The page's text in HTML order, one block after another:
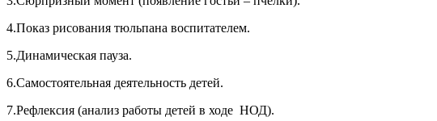
4.Показ рисования тюльпана воспитателем.
5.Динамическая пауза.
6.Самостоятельная деятельность детей.
7.Рефлексия (анализ работы детей в ходе НОД).